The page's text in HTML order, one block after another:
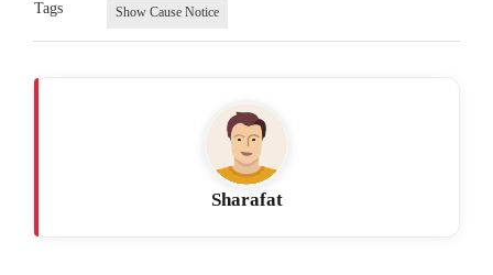
Tags Show Cause Notice
Sharafat